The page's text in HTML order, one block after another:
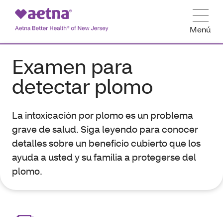
Menú
Examen para
detectar plomo
La intoxicación por plomo es un problema
grave de salud. Siga leyendo para conocer
detalles sobre un beneficio cubierto que los
ayuda a usted y su familia a protegerse del
plomo.